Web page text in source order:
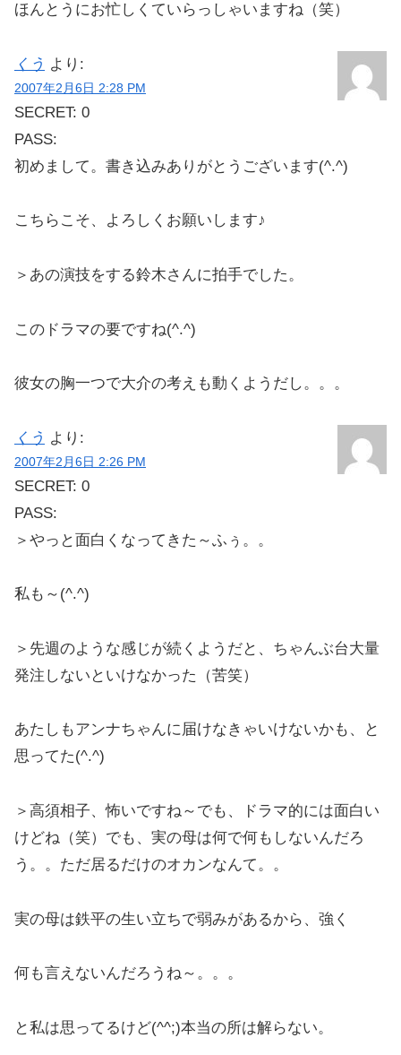
ほんとうにお忙しくていらっしゃいますね（笑）
くう より:
2007年2月6日 2:28 PM
SECRET: 0
PASS:
初めまして。書き込みありがとうございます(^.^)
こちらこそ、よろしくお願いします♪
＞あの演技をする鈴木さんに拍手でした。
このドラマの要ですね(^.^)
彼女の胸一つで大介の考えも動くようだし。。。
くう より:
2007年2月6日 2:26 PM
SECRET: 0
PASS:
＞やっと面白くなってきた～ふぅ。。
私も～(^.^)
＞先週のような感じが続くようだと、ちゃんぶ台大量
発注しないといけなかった（苦笑）
あたしもアンナちゃんに届けなきゃいけないかも、と
思ってた(^.^)
＞高須相子、怖いですね～でも、ドラマ的には面白い
けどね（笑）でも、実の母は何で何もしないんだろ
う。。ただ居るだけのオカンなんて。。
実の母は鉄平の生い立ちで弱みがあるから、強く
何も言えないんだろうね～。。。
と私は思ってるけど(^^;)本当の所は解らない。